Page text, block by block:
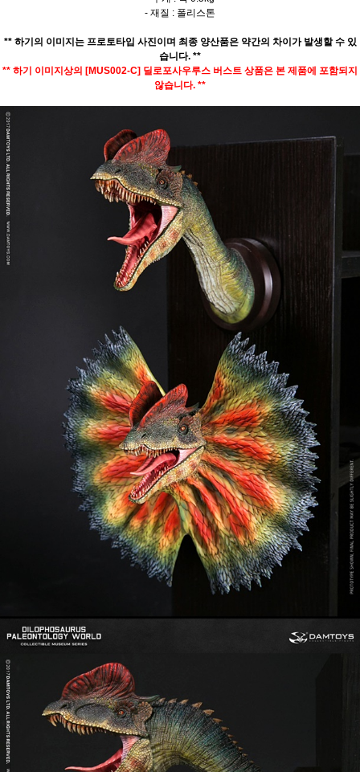
- 재질 : 폴리스톤
** 하기의 이미지는 프로토타입 사진이며 최종 양산품은 약간의 차이가 발생할 수 있
습니다. **
** 하기 이미지상의 [MUS002-C] 딜로포사우루스 버스트 상품은 본 제품에 포함되지
않습니다. **